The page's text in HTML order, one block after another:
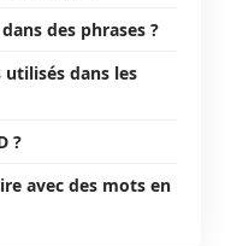
des phrases ?
dans les
?
avec des mots en